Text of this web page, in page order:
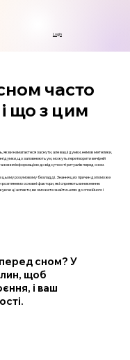
Login
часто
що з цим
ви намагаєтеся заснути, але ваші думки, немов метелики,
думки, що заповнюють ум, можуть перетворити вечірній
інформацією до відсутності ритуалів перед сном.
в цьому розумовому безладді. Знання цих причин допоможе
основні фактори, які сприяють виникненню
ці аспекти, ви зможете знайти шлях до спокійного і
сном? У
щоб
і ваш